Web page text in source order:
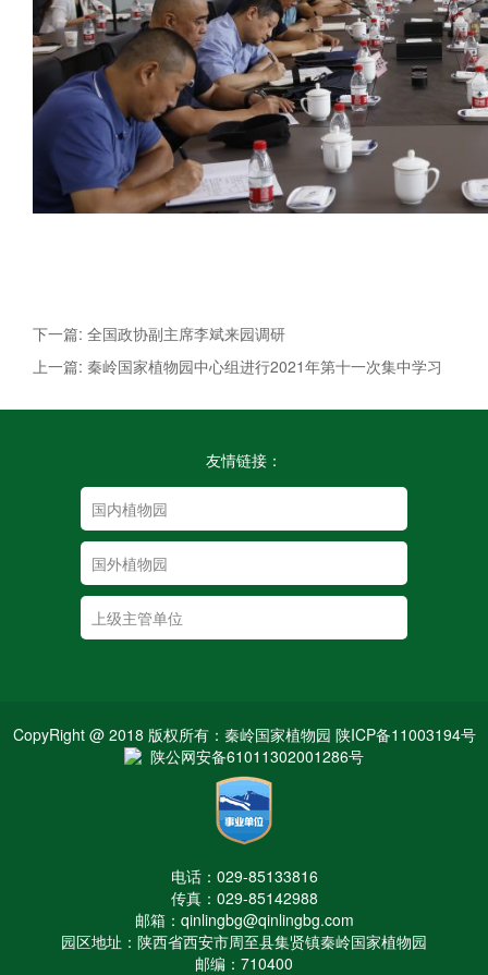
下一篇: 全国政协副主席李斌来园调研
上一篇: 秦岭国家植物园中心组进行2021年第十一次集中学习
友情链接：
CopyRight @ 2018 版权所有：秦岭国家植物园 陕ICP备11003194号
陕公网安备61011302001286号
电话：029-85133816
传真：029-85142988
邮箱：qinlingbg@qinlingbg.com
园区地址：陕西省西安市周至县集贤镇秦岭国家植物园
邮编：710400